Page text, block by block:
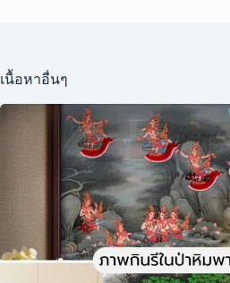
เนื้อหาอื่นๆ